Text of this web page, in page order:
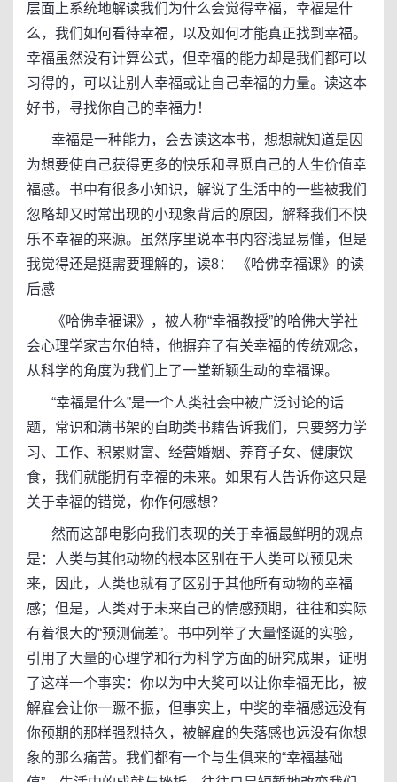
层面上系统地解读我们为什么会觉得幸福，幸福是什
么，我们如何看待幸福，以及如何才能真正找到幸福。
幸福虽然没有计算公式，但幸福的能力却是我们都可以
习得的，可以让别人幸福或让自己幸福的力量。读这本
好书，寻找你自己的幸福力！
幸福是一种能力，会去读这本书，想想就知道是因
为想要使自己获得更多的快乐和寻觅自己的人生价值幸
福感。书中有很多小知识，解说了生活中的一些被我们
忽略却又时常出现的小现象背后的原因，解释我们不快
乐不幸福的来源。虽然序里说本书内容浅显易懂，但是
我觉得还是挺需要理解的，读8： 《哈佛幸福课》的读
后感
《哈佛幸福课》，被人称“幸福教授”的哈佛大学社
会心理学家吉尔伯特，他摒弃了有关幸福的传统观念，
从科学的角度为我们上了一堂新颖生动的幸福课。
“幸福是什么”是一个人类社会中被广泛讨论的话
题，常识和满书架的自助类书籍告诉我们，只要努力学
习、工作、积累财富、经营婚姻、养育子女、健康饮
食，我们就能拥有幸福的未来。如果有人告诉你这只是
关于幸福的错觉，你作何感想？
然而这部电影向我们表现的关于幸福最鲜明的观点
是：人类与其他动物的根本区别在于人类可以预见未
来，因此，人类也就有了区别于其他所有动物的幸福
感；但是，人类对于未来自己的情感预期，往往和实际
有着很大的“预测偏差”。书中列举了大量怪诞的实验，
引用了大量的心理学和行为科学方面的研究成果，证明
了这样一个事实：你以为中大奖可以让你幸福无比，被
解雇会让你一蹶不振，但事实上，中奖的幸福感远没有
你预期的那样强烈持久，被解雇的失落感也远没有你想
象的那么痛苦。我们都有一个与生俱来的“幸福基础